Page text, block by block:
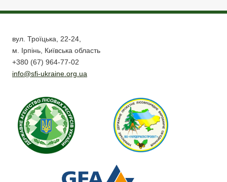
вул. Троїцька, 22-24,
м. Ірпінь, Київська область
+380 (67) 964-77-02
info@sfi-ukraine.org.ua